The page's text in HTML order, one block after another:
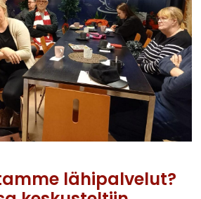
lähipalvelut?